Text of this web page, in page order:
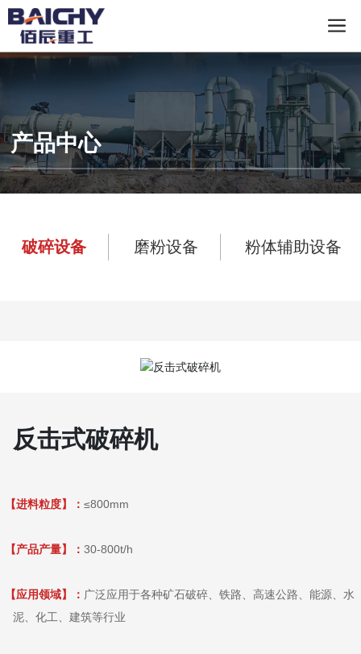
产品中心
破碎设备 磨粉设备 粉体辅助设备
反击式破碎机
【进料粒度】： ≤800mm
【产品产量】： 30-800t/h
【应用领域】： 广泛应用于各种矿石破碎、铁路、高速公路、能源、水
泥、化工、建筑等行业